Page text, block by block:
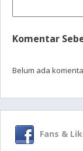
Komentar
Belum ada
Fans &